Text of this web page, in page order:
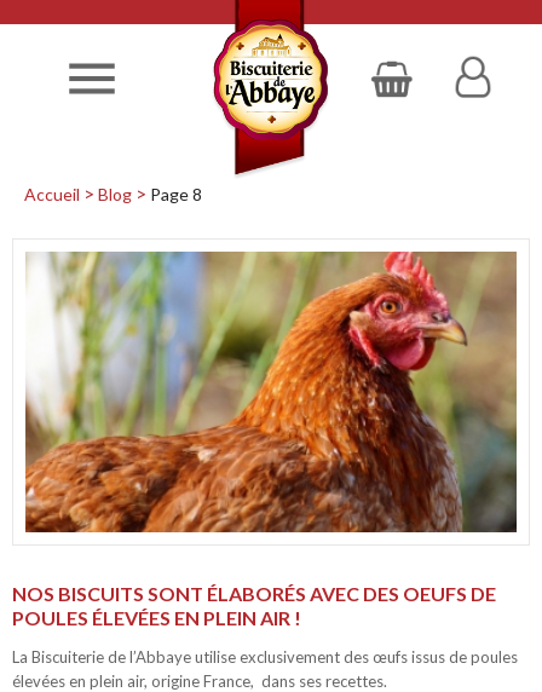

Accueil Blog Page 8
NOS BISCUITS SONT ÉLABORÉS AVEC DES OEUFS DE
POULES ÉLEVÉES EN PLEIN AIR !
La Biscuiterie de l’Abbaye utilise exclusivement des œufs issus de poules
élevées en plein air, origine France, dans ses recettes.